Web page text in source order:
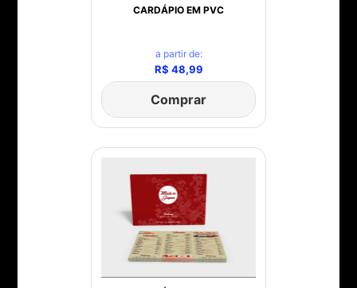
CARDÁPIO EM PVC
a partir de:
R$ 48,99
Comprar